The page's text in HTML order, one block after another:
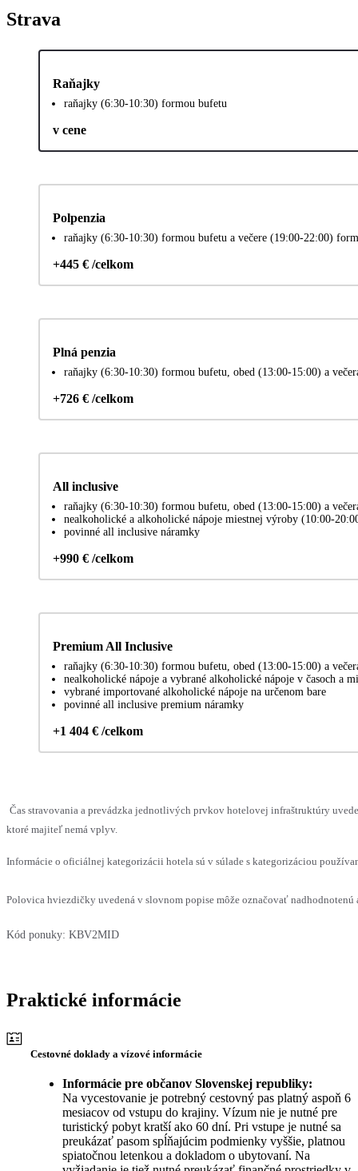
Strava
Raňajky
raňajky (6:30-10:30) formou bufetu
v cene
Polpenzia
raňajky (6:30-10:30) formou bufetu a večere (19:00-22:00)
+445 € /celkom
Plná penzia
raňajky (6:30-10:30) formou bufetu, obed (13:00-15:00) a
+726 € /celkom
All inclusive
raňajky (6:30-10:30) formou bufetu, obed (13:00-15:00) a
nealkoholické a alkoholické nápoje miestnej výroby (10:00-
povinné all inclusive náramky
+990 € /celkom
Premium All Inclusive
raňajky (6:30-10:30) formou bufetu, obed (13:00-15:00) a
nealkoholické nápoje a vybrané alkoholické nápoje v časoch a
vybrané importované alkoholické nápoje na určenom bare
povinné all inclusive premium náramky
+1 404 € /celkom
Čas stravovania a prevádzka jednotlivých prvkov hotelovej infraštruktúry
ktoré majiteľ nemá vplyv.
Informácie o oficiálnej kategorizácii hotela sú v súlade s kategorizáciou
Polovica hviezdičky uvedená v slovnom popise môže označovať
Kód ponuky: KBV2MID
Praktické informácie
Cestovné doklady a vízové informácie
Informácie pre občanov Slovenskej republiky:
Na vycestovanie je potrebný cestovný pas platný aspoň 6
mesiacov od vstupu do krajiny. Vízum nie je nutné pre
turistický pobyt kratší ako 60 dní. Pri vstupe je nutné sa
preukázať pasom spĺňajúcim podmienky vyššie, platnou
spiatočnou letenkou a dokladom o ubytovaní. Na